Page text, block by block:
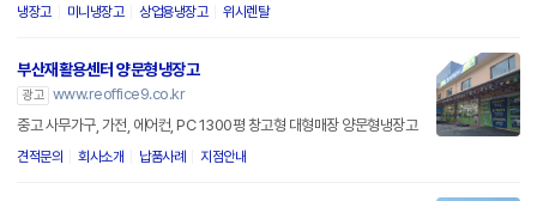
냉장고 미니냉장고 상업용냉장고 위시렌탈
부산재활용센터 양문형냉장고
광고 www.reoffice9.co.kr
중고 사무가구, 가전, 에어컨, PC 1300평 창고형 대형매장 양문형냉장고
견적문의 회사소개 납품사례 지점안내